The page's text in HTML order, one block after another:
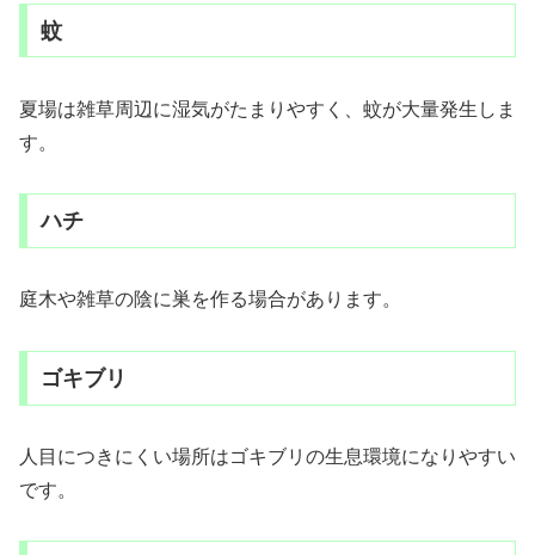
蚊
夏場は雑草周辺に湿気がたまりやすく、蚊が大量発生しま
す。
ハチ
庭木や雑草の陰に巣を作る場合があります。
ゴキブリ
人目につきにくい場所はゴキブリの生息環境になりやすい
です。